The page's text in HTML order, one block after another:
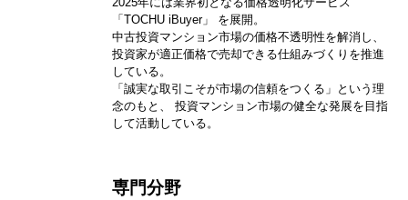
「TOCHU iBuyer」 を展開。
中古投資マンション市場の価格不透明性を解消し、
投資家が適正価格で売却できる仕組みづくりを推進
している。
「誠実な取引こそが市場の信頼をつくる」という理
念のもと、 投資マンション市場の健全な発展を目指
して活動している。
専門分野